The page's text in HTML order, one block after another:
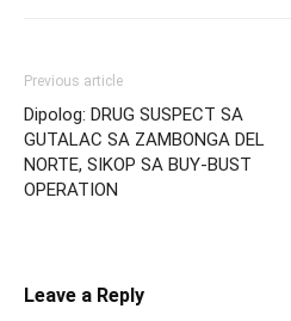
Previous article
Dipolog: DRUG SUSPECT SA
GUTALAC SA ZAMBONGA DEL
NORTE, SIKOP SA BUY-BUST
OPERATION
Leave a Reply